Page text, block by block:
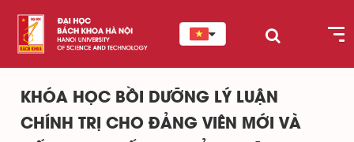
KHÓA HỌC BỒI DƯỠNG LÝ LUẬN
CHÍNH TRỊ CHO ĐẢNG VIÊN MỚI VÀ